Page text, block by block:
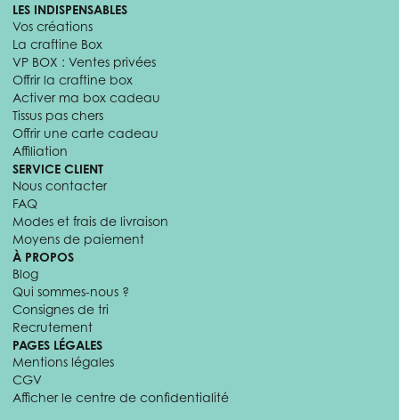
LES INDISPENSABLES
Vos créations
La craftine Box
VP BOX : Ventes privées
Offrir la craftine box
Activer ma box cadeau
Tissus pas chers
Offrir une carte cadeau
Affiliation
SERVICE CLIENT
Nous contacter
FAQ
Modes et frais de livraison
Moyens de paiement
À PROPOS
Blog
Qui sommes-nous ?
Consignes de tri
Recrutement
PAGES LÉGALES
Mentions légales
CGV
Afficher le centre de confidentialité